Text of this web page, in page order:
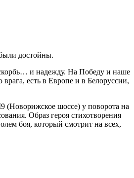
достойны.
и надежду. На Победу и наше
есть в Европе и в Белоруссии,
(Новорижское шоссе) у поворота на
Образ героя стихотворения
боя, который смотрит на всех,